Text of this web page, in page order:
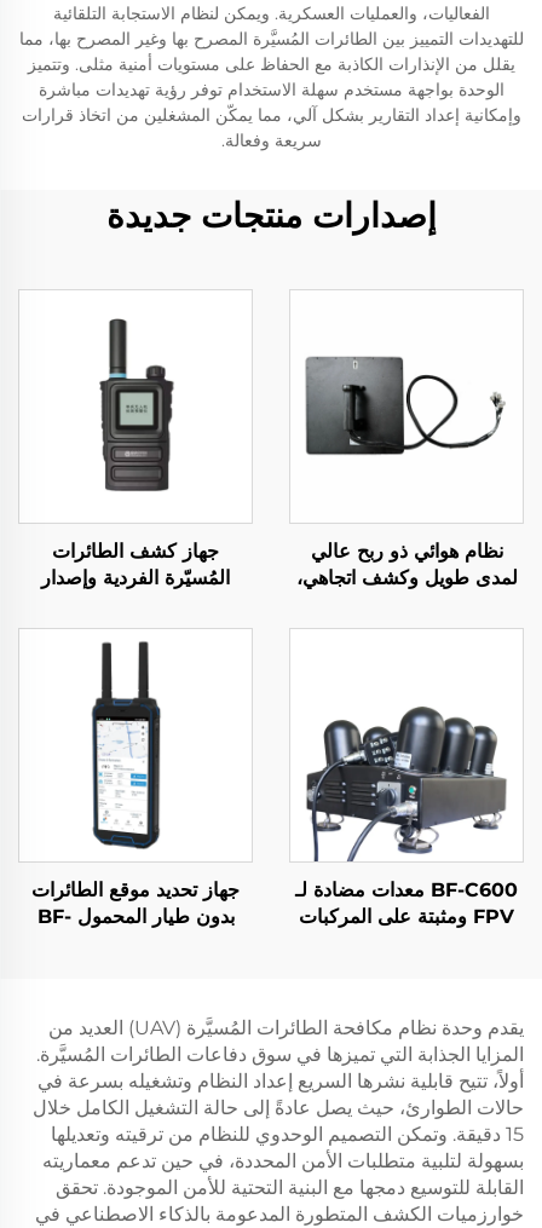
الفعاليات، والعمليات العسكرية. ويمكن لنظام الاستجابة التلقائية
للتهديدات التمييز بين الطائرات المُسيَّرة المصرح بها وغير المصرح بها، مما
يقلل من الإنذارات الكاذبة مع الحفاظ على مستويات أمنية مثلى. وتتميز
الوحدة بواجهة مستخدم سهلة الاستخدام توفر رؤية تهديدات مباشرة
وإمكانية إعداد التقارير بشكل آلي، مما يمكّن المشغلين من اتخاذ قرارات
سريعة وفعالة.
إصدارات منتجات جديدة
نظام هوائي ذو ربح عالي
لمدى طويل وكشف اتجاهي،
المضاد للطائرات بدون طيار،
جهاز كشف الطائرات
المُسيّرة الفردية وإصدار
BF-C600 معدات مضادة لـ
FPV ومثبتة على المركبات
جهاز تحديد موقع الطائرات
بدون طيار المحمول BF-
يقدم وحدة نظام مكافحة الطائرات المُسيَّرة (UAV) العديد من
المزايا الجذابة التي تميزها في سوق دفاعات الطائرات المُسيَّرة.
أولاً، تتيح قابلية نشرها السريع إعداد النظام وتشغيله بسرعة في
حالات الطوارئ، حيث يصل عادةً إلى حالة التشغيل الكامل خلال
15 دقيقة. وتمكن التصميم الوحدوي للنظام من ترقيته وتعديلها
بسهولة لتلبية متطلبات الأمن المحددة، في حين تدعم معماريته
القابلة للتوسيع دمجها مع البنية التحتية للأمن الموجودة. تحقق
خوارزميات الكشف المتطورة المدعومة بالذكاء الاصطناعي في